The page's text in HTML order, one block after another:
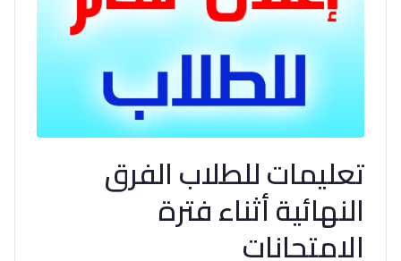
تعليمات للطلاب الفرق
النهائية أثناء فترة
الامتحانات